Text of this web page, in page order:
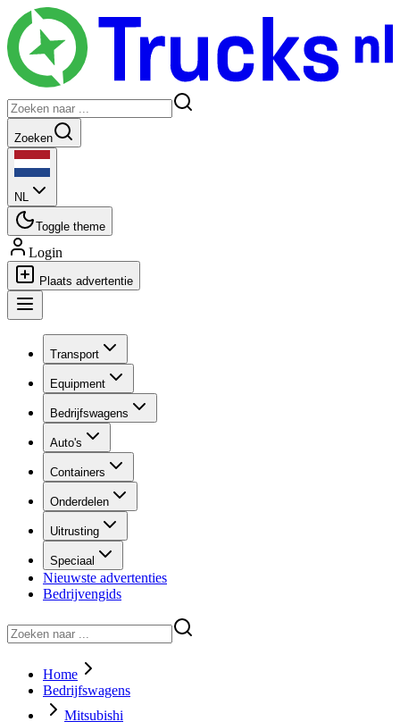
Zoeken
NL
Toggle theme
Login
Plaats advertentie
Transport
Equipment
Bedrijfswagens
Auto's
Containers
Onderdelen
Uitrusting
Speciaal
Nieuwste advertenties
Bedrijvengids
Home
Bedrijfswagens
Mitsubishi